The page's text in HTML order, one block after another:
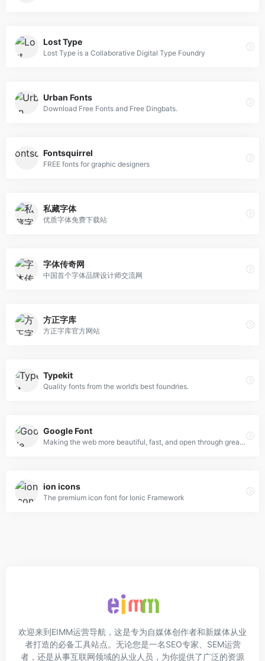
Lost Type
Lost Type is a Collaborative Digital Type Foundry
Urban Fonts
Download Free Fonts and Free Dingbats.
Fontsquirrel
FREE fonts for graphic designers
私藏字体
优质字体免费下载站
字体传奇网
中国首个字体品牌设计师交流网
方正字库
方正字库官方网站
Typekit
Quality fonts from the world’s best foundries.
Google Font
Making the web more beautiful, fast, and open through great typography
ion icons
The premium icon font for Ionic Framework
欢迎来到EIMM运营导航，这是专为自媒体创作者和新媒体从业
者打造的必备工具站点。无论您是一名SEO专家、SEM运营
者，还是从事互联网领域的从业人员，为你提供了广泛的资源